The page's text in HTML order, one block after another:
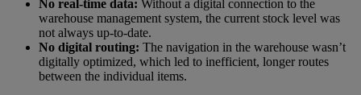
No real-time data: Without a digital connection to the
warehouse management system, the current stock level was
not always up-to-date.
No digital routing: The navigation in the warehouse wasn’t
digitally optimized, which led to inefficient, longer routes
between the individual items.